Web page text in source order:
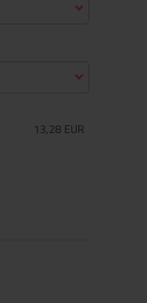
13,28 EUR